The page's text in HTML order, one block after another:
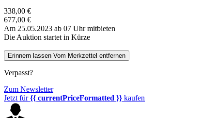
338,00 €
677,00 €
Am 25.05.2023 ab 07 Uhr mitbieten
Die Auktion startet in Kürze
Erinnern lassen Vom Merkzettel entfernen
Verpasst?
Zum Newsletter
Jetzt für{{ currentPriceFormatted }} kaufen